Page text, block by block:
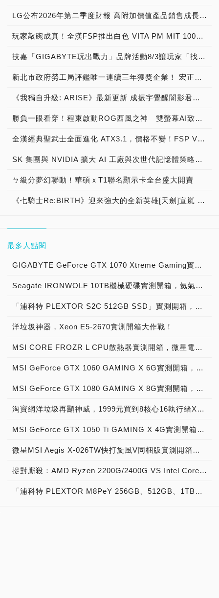
LG公布2026年第二季度財報 高附加價值產品銷售成長與成本競爭力提升，營業獲利年增 147%
玩家敲碗成真！全漢FSP推出白色 VITA PM MIT 1000W 靜音電源純白上市！ MIT 白金電源首度披上純白戰袍，支援 ATX 3.1、PCIe 5.1，10年保固！
技嘉「GIGABYTE玩出戰力」品牌活動8/3讓玩家「找到專屬配備」
新北市政府勞工局評鑑唯一連續三年獲獎企業！ 宏正三度榮膺新北市政府<友善移工企業>殊榮
《我獨自升級: ARISE》最新更新 成振宇覺醒闇影君主繼承者
勝負一眼看穿！程東啟動ROG西風之神 雙螢幕AI致勝全局
全漢經典聖武士全面進化 ATX3.1，價格不變！FSP VIC BD+ 電競入門最強銅牌電源！ ATX 3.1、全新壓紋線材、登錄享 5 年保固，打造新世代入門電競首選
SK 集團與 NVIDIA 擴大 AI 工廠與次世代記憶體策略合作 規模逾 5,000 億美元的 NVIDIA-SK AI 計畫（NVIDIA-SK AI Initiative）， 涵蓋 SK Telecom 最高達 2GW 的 AI 工廠，以及與 SK 海力士的長期 AI 記憶體合作
ㄅ級分夢幻聯動！華碩ｘT1聯名顯示卡全台盛大開賣
《七騎士Re:BIRTH》迎來強大的全新英雄[天劍]宣嵐 同步推出韓國主題劇情
最多人點閱
GIGABYTE GeForce GTX 1070 Xtreme Gaming實測開箱，電競級顯示卡中的頂尖之作！
Seagate IRONWOLF 10TB機械硬碟實測開箱，氦氣填充那嘶狼守護者NAS HDD
「浦科特 PLEXTOR S2C 512GB SSD」實測開箱，超值型固態硬碟中的優質好貨！
洋垃圾神器，Xeon E5-2670實測開箱大作戰！
MSI CORE FROZR L CPU散熱器實測開箱，微星電競產品再添新兵
MSI GeForce GTX 1060 GAMING X 6G實測開箱，玩家級電競顯示卡中的神兵利器！
MSI GeForce GTX 1080 GAMING X 8G實測開箱，史上最強大Pascal自製顯示卡全面來襲！
淘寶網洋垃圾再顯神威，1999元買到8核心16執行緒Xeon E5-2670神器級處理器！
MSI GeForce GTX 1050 Ti GAMING X 4G實測開箱，中階電競顯示卡中的玩家精品！
微星MSI Aegis X-026TW快打旋風V同梱版實測開箱，VR電競桌機的頂尖之作！
捉對廝殺：AMD Ryzen 2200G/2400G VS Intel Core i3-8100/i5-8400
「浦科特 PLEXTOR M8PeY 256GB、512GB、1TB」實測開箱，玩家級NVMe型PCIe 3.0 x4 SSD效能實測大作戰！